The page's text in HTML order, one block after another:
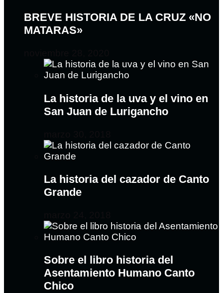
BREVE HISTORIA DE LA CRUZ «NO
MATARAS»
La historia de la uva y el vino en
San Juan de Lurigancho
La historia del cazador de Canto
Grande
Sobre el libro historia del
Asentamiento Humano Canto
Chico